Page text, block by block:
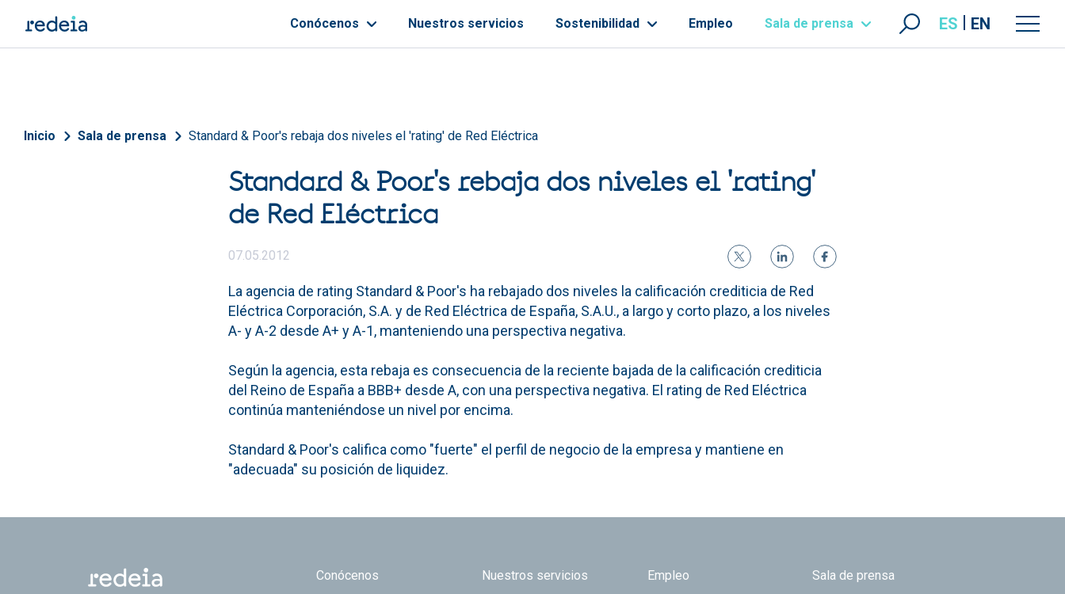
Conócenos Nuestros servicios Sostenibilidad Empleo Sala de prensa ES EN
Sobrescribir enlaces de ayuda a la navegación
Inicio Sala de prensa Standard & Poor's rebaja dos niveles el 'rating' de Red Eléctrica
Standard & Poor's rebaja dos niveles el 'rating'
de Red Eléctrica
07.05.2012
La agencia de rating Standard & Poor's ha rebajado dos niveles la calificación crediticia de Red
Eléctrica Corporación, S.A. y de Red Eléctrica de España, S.A.U., a largo y corto plazo, a los niveles
A- y A-2 desde A+ y A-1, manteniendo una perspectiva negativa.
Según la agencia, esta rebaja es consecuencia de la reciente bajada de la calificación crediticia
del Reino de España a BBB+ desde A, con una perspectiva negativa. El rating de Red Eléctrica
continúa manteniéndose un nivel por encima.
Standard & Poor's califica como "fuerte" el perfil de negocio de la empresa y mantiene en
"adecuada" su posición de liquidez.
Footer TOP
Conócenos Nuestros servicios Empleo
Sala de prensa